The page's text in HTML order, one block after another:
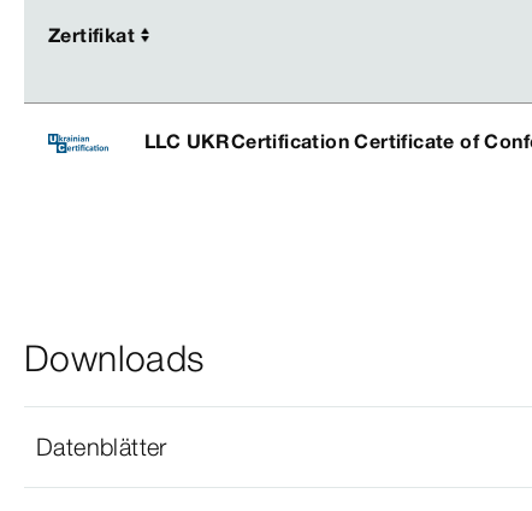
Zertifikat
Zertifikat
LLC UKRCertification Certificate of
Downloads
Datenblätter